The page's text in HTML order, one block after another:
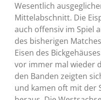
Wesentlich
Mittelabschnitt. Die
auch offensiv im Spiel
des bisherigen
Eisen des
vor immer mal wieder
den Banden zeigten
und kamen oft mit der